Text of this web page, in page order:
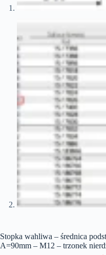
Stopka wahliwa – średnica
A=90mm – M12 – trzonek